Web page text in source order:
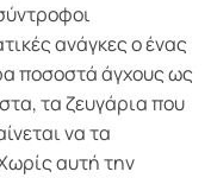
ανάγκες ο ένας
ποσοστά άγχους ως
τα ζευγάρια που
να τα
αυτή την